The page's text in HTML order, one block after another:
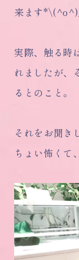
来ます
実際、触る時
れましたが、
るとのこと。
それをお聞き
ちょい怖くて